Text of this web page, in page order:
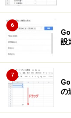
6
設
7
の